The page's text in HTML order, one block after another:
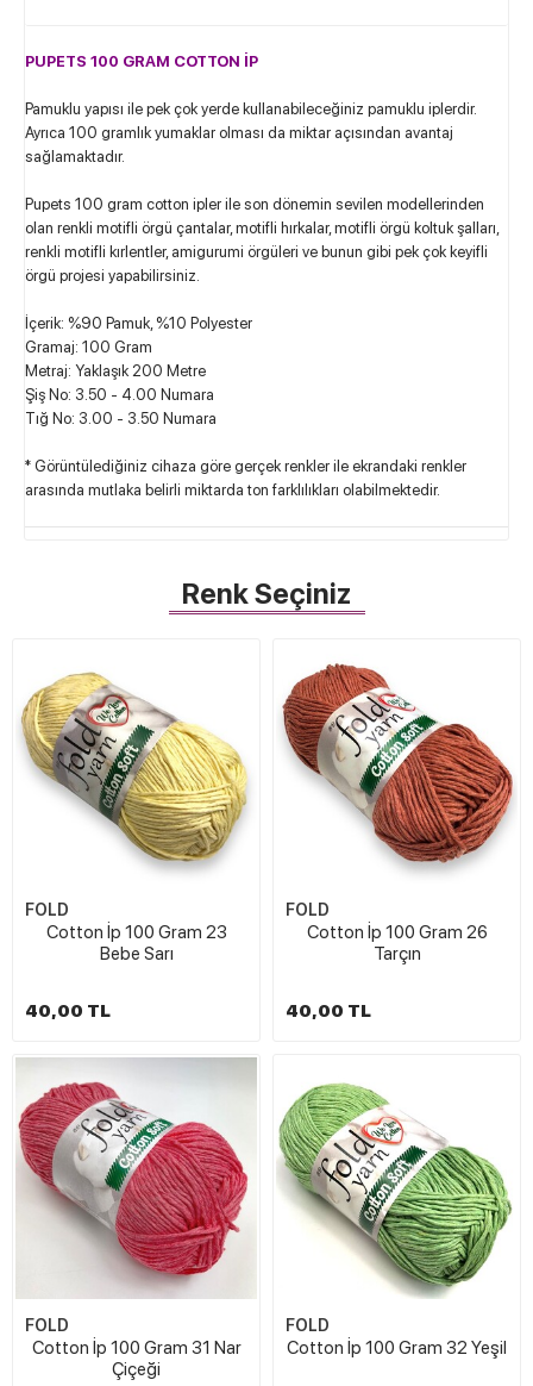
PUPETS 100 GRAM COTTON İP
Pamuklu yapısı ile pek çok yerde kullanabileceğiniz pamuklu iplerdir.
Ayrıca 100 gramlık yumaklar olması da miktar açısından avantaj
sağlamaktadır.
Pupets 100 gram cotton ipler ile son dönemin sevilen modellerinden
olan renkli motifli örgü çantalar, motifli hırkalar, motifli örgü koltuk şalları,
renkli motifli kırlentler, amigurumi örgüleri ve bunun gibi pek çok keyifli
örgü projesi yapabilirsiniz.
İçerik: %90 Pamuk, %10 Polyester
Gramaj: 100 Gram
Metraj: Yaklaşık 200 Metre
Şiş No: 3.50 - 4.00 Numara
Tığ No: 3.00 - 3.50 Numara
* Görüntülediğiniz cihaza göre gerçek renkler ile ekrandaki renkler
arasında mutlaka belirli miktarda ton farklılıkları olabilmektedir.
Renk Seçiniz
FOLD
Cotton İp 100 Gram 23
Bebe Sarı
40,00 TL
FOLD
Cotton İp 100 Gram 26
Tarçın
40,00 TL
FOLD
Cotton İp 100 Gram 31 Nar
Çiçeği
FOLD
Cotton İp 100 Gram 32 Yeşil